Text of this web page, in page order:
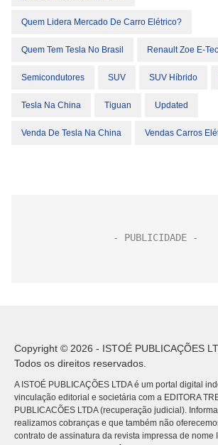
Quem Lidera Mercado De Carro Elétrico?
Quem Tem Tesla No Brasil Renault Zoe E-
Semicondutores SUV SUV Híbrido
Tesla Na China Tiguan Updated
Venda De Tesla Na China Vendas Carros
Copyright © 2026 - ISTOÉ PUBLICAÇÕES
Todos os direitos reservados.
A ISTOÉ PUBLICAÇÕES LTDA é um portal digital
vinculação editorial e societária com a EDITORA
PUBLICACÕES LTDA (recuperação judicial).
realizamos cobranças e que também não
contrato de assinatura da revista impressa de nome